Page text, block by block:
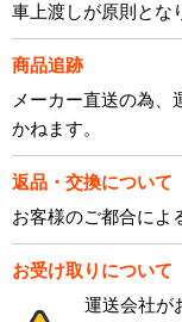
車上渡しが原則とな
商品追跡
メーカー直送の為
かねます。
返品・交換について
お客様のご都合によ
お受け取りについて
運送会社が